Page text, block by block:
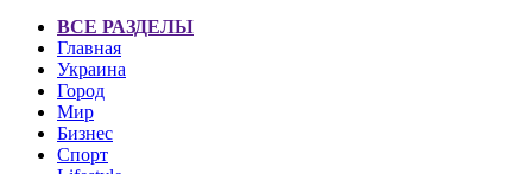
ВСЕ РАЗДЕЛЫ
Главная
Украина
Город
Мир
Бизнес
Спорт